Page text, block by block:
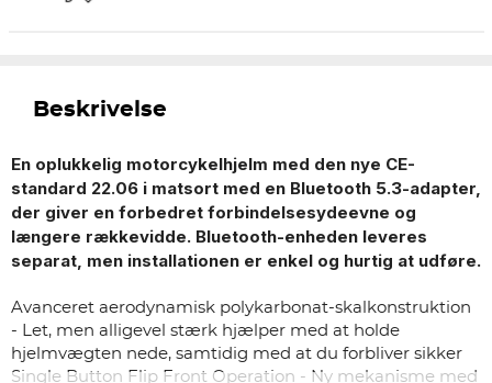
Beskrivelse
En oplukkelig motorcykelhjelm med den nye CE-
standard 22.06 i matsort med en Bluetooth 5.3-adapter,
der giver en forbedret forbindelsesydeevne og
længere rækkevidde. Bluetooth-enheden leveres
separat, men installationen er enkel og hurtig at udføre.​
Avanceret aerodynamisk polykarbonat-skalkonstruktion
- Let, men alligevel stærk hjælper med at holde
hjelmvægten nede, samtidig med at du forbliver sikker
Single Button Flip Front Operation - Ny mekanisme med